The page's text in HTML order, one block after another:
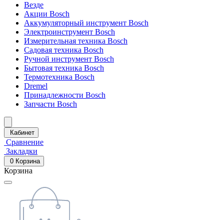
Везде
Акции Bosch
Аккумуляторный инструмент Bosch
Электроинструмент Bosch
Измерительная техника Bosch
Садовая техника Bosch
Ручной инструмент Bosch
Бытовая техника Bosch
Термотехника Bosch
Dremel
Принадлежности Bosch
Запчасти Bosch
Кабинет
Сравнение
Закладки
0 Корзина
Корзина